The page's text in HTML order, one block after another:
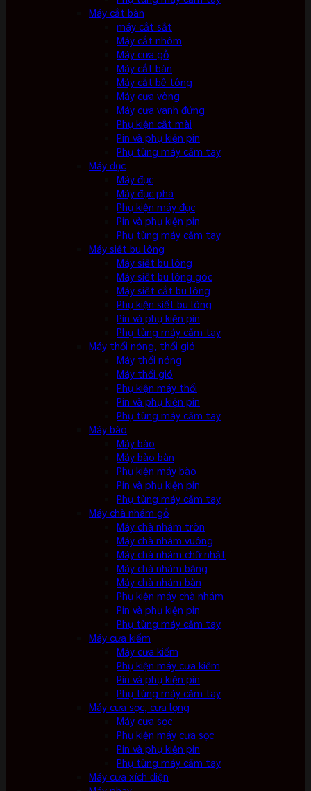
Máy cắt bàn
máy cắt sắt
Máy cắt nhôm
Máy cưa gỗ
Máy cắt bàn
Máy cắt bê tông
Máy cưa vòng
Máy cưa vanh đứng
Phụ kiện cắt mài
Pin và phụ kiện pin
Phụ tùng máy cầm tay
Máy đục
Máy đục
Máy đục phá
Phụ kiện máy đục
Pin và phụ kiện pin
Phụ tùng máy cầm tay
Máy siết bu lông
Máy siết bu lông
Máy siết bu lông góc
Máy siết cắt bu lông
Phụ kiện siết bu lông
Pin và phụ kiện pin
Phụ tùng máy cầm tay
Máy thổi nóng, thổi gió
Máy thổi nóng
Máy thổi gió
Phụ kiện máy thổi
Pin và phụ kiện pin
Phụ tùng máy cầm tay
Máy bào
Máy bào
Máy bào bàn
Phụ kiện máy bào
Pin và phụ kiện pin
Phụ tùng máy cầm tay
Máy chà nhám gỗ
Máy chà nhám tròn
Máy chà nhám vuông
Máy chà nhám chữ nhật
Máy chà nhám băng
Máy chà nhám bàn
Phụ kiện máy chà nhám
Pin và phụ kiện pin
Phụ tùng máy cầm tay
Máy cưa kiếm
Máy cưa kiếm
Phụ kiện máy cưa kiếm
Pin và phụ kiện pin
Phụ tùng máy cầm tay
Máy cưa sọc, cưa lọng
Máy cưa sọc
Phụ kiện máy cưa sọc
Pin và phụ kiện pin
Phụ tùng máy cầm tay
Máy cưa xích điện